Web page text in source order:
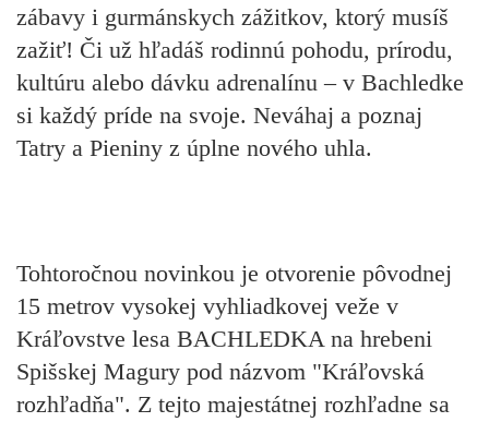
zábavy i gurmánskych zážitkov, ktorý musíš
zažiť! Či už hľadáš rodinnú pohodu, prírodu,
kultúru alebo dávku adrenalínu – v Bachledke
si každý príde na svoje. Neváhaj a poznaj
Tatry a Pieniny z úplne nového uhla.
Tohtoročnou novinkou je otvorenie pôvodnej
15 metrov vysokej vyhliadkovej veže v
Kráľovstve lesa BACHLEDKA na hrebeni
Spišskej Magury pod názvom "Kráľovská
rozhľadňa". Z tejto majestátnej rozhľadne sa